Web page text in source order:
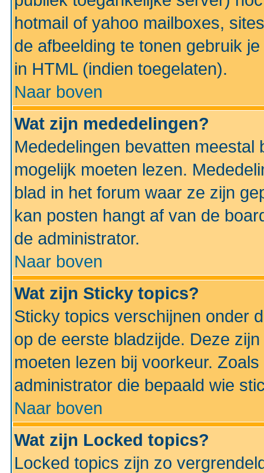
hotmail of yahoo mailboxes,
de afbeelding te tonen gebruik
in HTML (indien toegelaten).
Naar boven
Wat zijn mededelingen?
Mededelingen bevatten
mogelijk moeten lezen.
blad in het forum waar ze zijn
kan posten hangt af van de
de administrator.
Naar boven
Wat zijn Sticky topics?
Sticky topics verschijnen onder
op de eerste bladzijde. Deze
moeten lezen bij voorkeur.
administrator die bepaald wie
Naar boven
Wat zijn Locked topics?
Locked topics zijn zo